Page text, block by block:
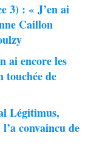
3) : « J’en ai
Caillon
ai encore les
de
Légitimus,
convaincu de